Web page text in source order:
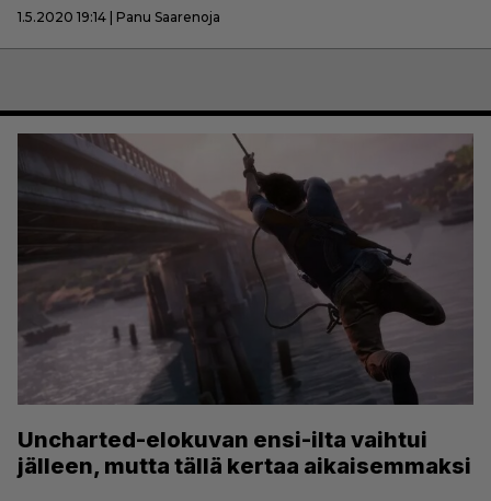
1.5.2020 19:14 | Panu Saarenoja
Uncharted-elokuvan ensi-ilta vaihtui
jälleen, mutta tällä kertaa aikaisemmaksi